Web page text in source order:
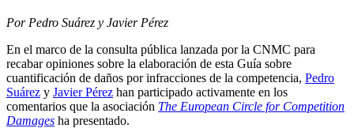
Por Pedro Suárez y Javier Pérez
En el marco de la consulta pública lanzada por la CNMC para
recabar opiniones sobre la elaboración de esta Guía sobre
cuantificación de daños por infracciones de la competencia, Pedro
Suárez y Javier Pérez han participado activamente en los
comentarios que la asociación The European Circle for Competition
Damages ha presentado.